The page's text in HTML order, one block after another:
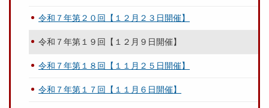
令和７年第２０回【１２月２３日開催】
令和７年第１９回【１２月９日開催】
令和７年第１８回【１１月２５日開催】
令和７年第１７回【１１月６日開催】